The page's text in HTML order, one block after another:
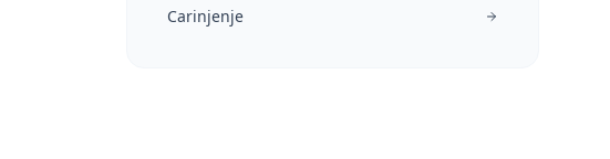
Carinjenje